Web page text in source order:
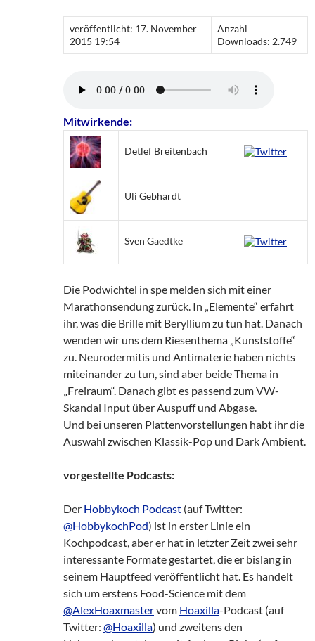
veröffentlicht: 17. November
2015 19:54
Anzahl
Downloads: 2.749
Mitwirkende:
Detlef Breitenbach
Uli Gebhardt
Sven Gaedtke
Die Podwichtel in spe melden sich mit einer
Marathonsendung zurück. In „Elemente“ erfahrt
ihr, was die Brille mit Beryllium zu tun hat. Danach
wenden wir uns dem Riesenthema „Kunststoffe“
zu. Neurodermitis und Antimaterie haben nichts
miteinander zu tun, sind aber beide Thema in
„Freiraum“. Danach gibt es passend zum VW-
Skandal Input über Auspuff und Abgase.
Und bei unseren Plattenvorstellungen habt ihr die
Auswahl zwischen Klassik-Pop und Dark Ambient.
vorgestellte Podcasts:
Der Hobbykoch Podcast (auf Twitter:
@HobbykochPod) ist in erster Linie ein
Kochpodcast, aber er hat in letzter Zeit zwei sehr
interessante Formate gestartet, die er bislang in
seinem Hauptfeed veröffentlicht hat. Es handelt
sich um erstens Food-Science mit dem
@AlexHoaxmastervom Hoaxilla-Podcast (auf
Twitter: @Hoaxilla) und zweitens den